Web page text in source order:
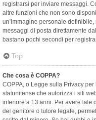
registrarsi per inviare messaggi.
altre funzioni che non sono
un’immagine personale
messaggi di posta direttamente
bastano pochi secondi per
Top
Che cosa è COPPA?
COPPA, o Legge sulla Privacy
statunitense che autorizza i siti
inferiore a 13 anni. Per avere tale
del genitore o tutore legale,